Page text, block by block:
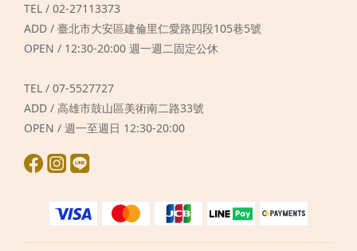
TEL / 02-27113373
ADD / 臺北市大安區建倫里仁愛路四段105巷5號
OPEN / 12:30-20:00 週一週二固定公休
TEL / 07-5527727
ADD / 高雄市鼓山區美術南二路33號
OPEN / 週一至週日 12:30-20:00